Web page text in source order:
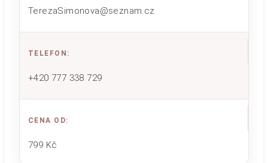
TerezaSimonova@seznam.cz
TELEFON :
+420 777 338 729
CENA OD:
799 Kč